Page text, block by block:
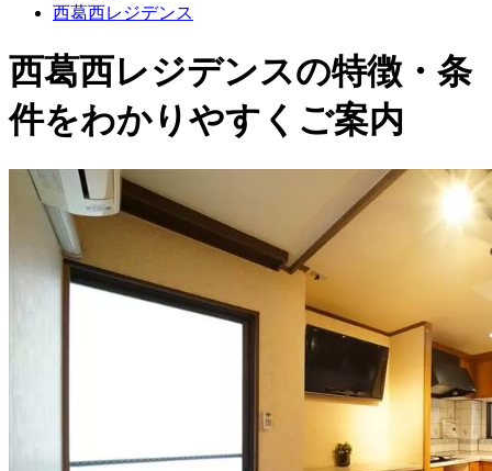
西葛西レジデンス
西葛西レジデンスの特徴・条
件をわかりやすくご案内